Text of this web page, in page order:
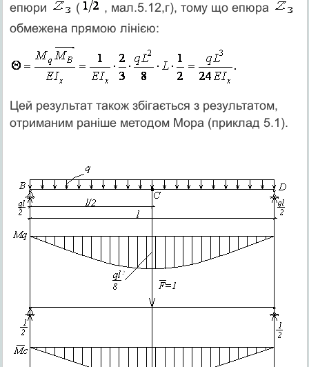
епюри
(
, мал.5.12,г), тому що епюра
обмежена прямою лінією:
Цей результат також збігається з результатом,
отриманим раніше методом Мора (приклад 5.1).